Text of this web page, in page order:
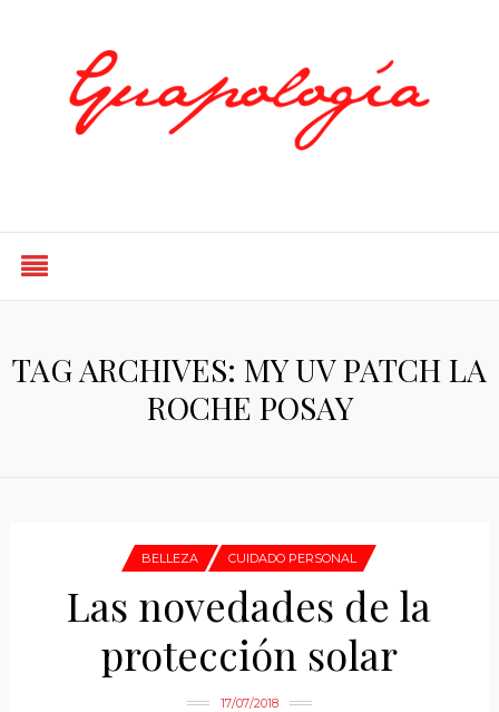
TAG ARCHIVES: MY UV PATCH LA
ROCHE POSAY
BELLEZA CUIDADO PERSONAL
Las novedades de la
protección solar
17/07/2018